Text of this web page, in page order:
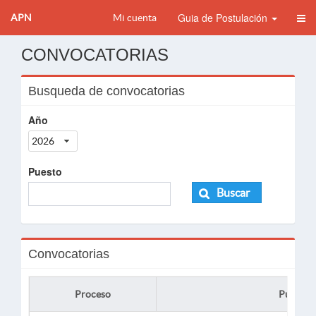
APN Mi cuenta Guia de Postulación
CONVOCATORIAS
Busqueda de convocatorias
Año
2026
Puesto
Buscar
Convocatorias
Proceso Puesto